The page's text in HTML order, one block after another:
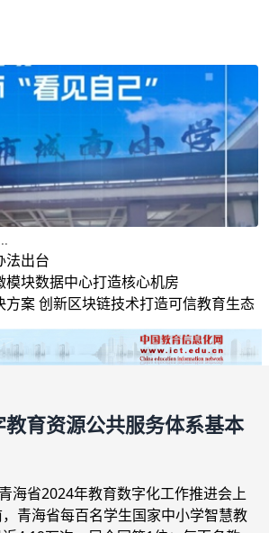
法出台
块数据中心打造核心机房
方案 创新区块链技术打造可信教育生态
育资源公共服务体系基本
海省2024年教育数字化工作推进会上
青海省每百名学生国家中小学智慧教